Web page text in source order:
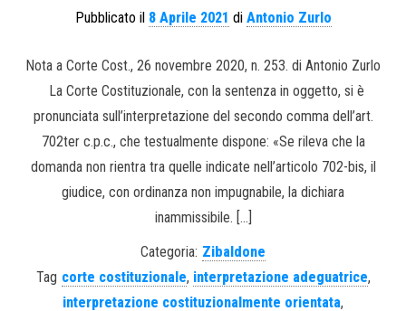
Pubblicato il 8 Aprile 2021 di Antonio Zurlo
Nota a Corte Cost., 26 novembre 2020, n. 253. di Antonio Zurlo
La Corte Costituzionale, con la sentenza in oggetto, si è
pronunciata sull’interpretazione del secondo comma dell’art.
702ter c.p.c., che testualmente dispone: «Se rileva che la
domanda non rientra tra quelle indicate nell’articolo 702-bis, il
giudice, con ordinanza non impugnabile, la dichiara
inammissibile. […]
Categoria: Zibaldone
Tag corte costituzionale, interpretazione adeguatrice,
interpretazione costituzionalmente orientata,